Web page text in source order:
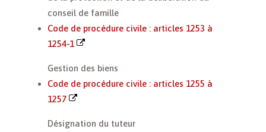
conseil de famille
Code de procédure civile : articles 1253 à
1254-1
Gestion des biens
Code de procédure civile : articles 1255 à
1257
Désignation du tuteur